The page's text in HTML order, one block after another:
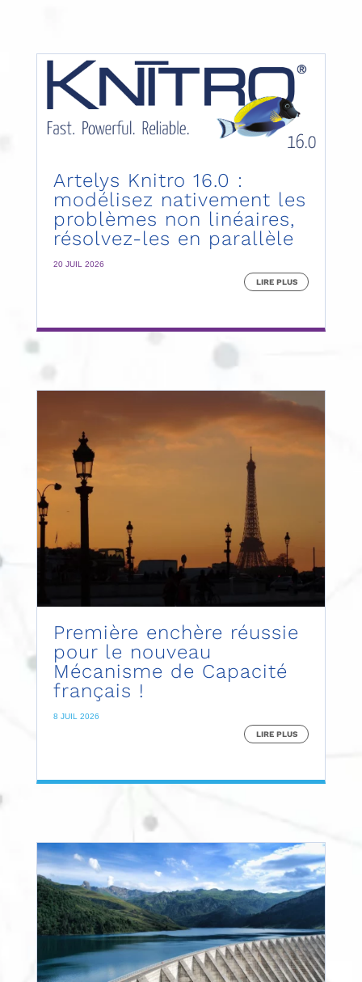
Artelys Knitro 16.0 :
modélisez nativement les
problèmes non linéaires,
résolvez-les en parallèle
20 JUIL 2026
LIRE PLUS
Première enchère réussie
pour le nouveau
Mécanisme de Capacité
français !
8 JUIL 2026
LIRE PLUS